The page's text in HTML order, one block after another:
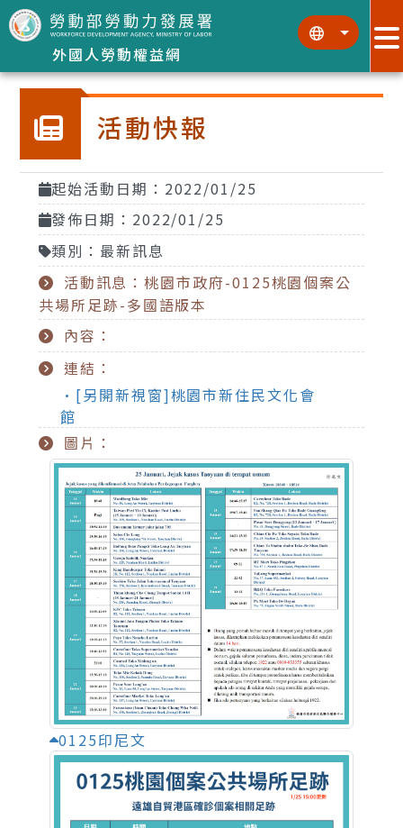
跳到主要內容區塊
外國人勞動權益網
::: :::
活動快報
起始活動日期：2022/01/25
發佈日期：2022/01/25
類別：最新訊息
活動訊息：桃園市政府-0125桃園個案公
共場所足跡-多國語版本
內容：
連結：
•[另開新視窗]桃園市新住民文化會
館
圖片：
0125印尼文